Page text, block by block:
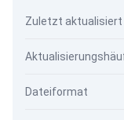
Zuletzt aktualisiert
Dateiformat